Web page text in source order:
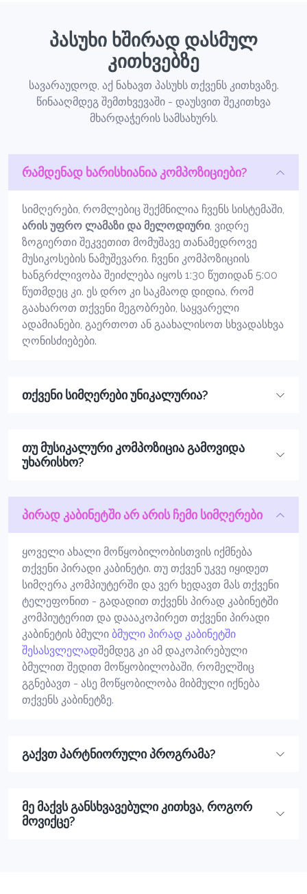
პასუხი ხშირად დასმულ
კითხვებზე
სავარაუდოდ, აქ ნახავთ პასუხს თქვენს კითხვაზე.
წინააღმდეგ შემთხვევაში - დაუსვით შეკითხვა
მხარდაჭერის სამსახურს.
რამდენად ხარისხიანია კომპოზიციები?
სიმღერები, რომლებიც შექმნილია ჩვენს სისტემაში,
არის უფრო ლამაზი და მელოდიური, ვიდრე
ზოგიერთი შეკვეთით მომუშავე თანამედროვე
მუსიკოსების ნამუშევარი. ჩვენი კომპოზიციის
ხანგრძლივობა შეიძლება იყოს 1:30 წუთიდან 5:00
წუთმდეც კი. ეს დრო კი საკმაოდ დიდია, რომ
გაახაროთ თქვენი მეგობრები, საყვარელი
ადამიანები, გაერთოთ ან გაახალისოთ სხვადასხვა
ღონისძიებები.
თქვენი სიმღერები უნიკალურია?
თუ მუსიკალური კომპოზიცია გამოვიდა
უხარისხო?
პირად კაბინეტში არ არის ჩემი სიმღერები
ყოველი ახალი მოწყობილობისთვის იქმნება
თქვენი პირადი კაბინეტი. თუ თქვენ უკვე იყიდეთ
სიმღერა კომპიუტერში და ვერ ხედავთ მას თქვენი
ტელეფონით - გადადით თქვენს პირად კაბინეტში
კომპიუტერით და დაააკოპირეთ თქვენი პირადი
კაბინეტის ბმული ბმული პირად კაბინეტში
შესასვლელადშემდეგ კი ამ დაკოპირებული
ბმულით შედით მოწყობილობაში, რომელშიც
გგნებავთ - ასე მოწყობილობა მიბმული იქნება
თქვენს კაბინეტზე.
გაქვთ პარტნიორული პროგრამა?
მე მაქვს განსხვავებული კითხვა, როგორ
მოვიქცე?